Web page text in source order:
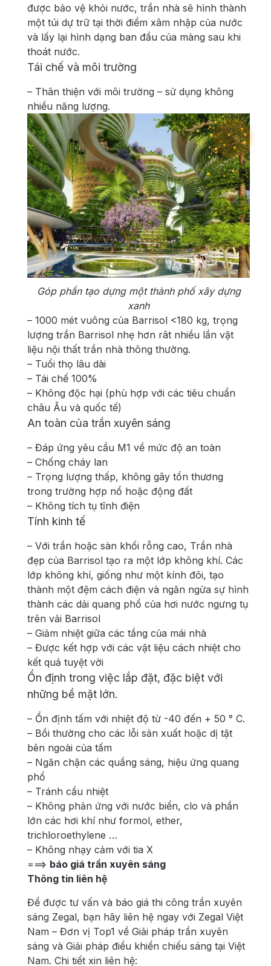
được bảo vệ khỏi nước, trần nhà sẽ hình thành
một túi dự trữ tại thời điểm xâm nhập của nước
và lấy lại hình dạng ban đầu của màng sau khi
thoát nước.
Tái chế và môi trường
– Thân thiện với môi trường – sử dụng không
nhiều năng lượng.
Góp phần tạo dựng một thành phố xây dựng
xanh
– 1000 mét vuông của Barrisol <180 kg, trọng
lượng trần Barrisol nhẹ hơn rât nhiều lần vật
liệu nội thất trần nhà thông thường.
– Tuổi thọ lâu dài
– Tái chế 100%
– Không độc hại (phù hợp với các tiêu chuẩn
châu Âu và quốc tế)
An toàn của trần xuyên sáng
– Đáp ứng yêu cầu M1 về mức độ an toàn
– Chống cháy lan
– Trọng lượng thấp, không gây tổn thương
trong trường hợp nổ hoặc động đất
– Không tích tụ tĩnh điện
Tính kinh tế
– Với trần hoặc sàn khối rỗng cao, Trần nhà
đẹp của Barrisol tạo ra một lớp không khí. Các
lớp không khí, giống như một kính đôi, tạo
thành một đệm cách điện và ngăn ngừa sự hình
thành các dải quang phổ của hơi nước ngưng tụ
trên vải Barrisol
– Giảm nhiệt giữa các tầng của mái nhà
– Được kết hợp với các vật liệu cách nhiệt cho
kết quả tuyệt vời
Ổn định trong việc lắp đặt, đặc biệt với
những bề mặt lớn.
– Ổn định tấm với nhiệt độ từ -40 đến + 50 ° C.
– Bồi thường cho các lỗi sản xuất hoặc dị tật
bên ngoài của tấm
– Ngăn chặn các quầng sáng, hiệu ứng quang
phổ
– Tránh cầu nhiệt
– Không phản ứng với nước biển, clo và phần
lớn các hơi khí như formol, ether,
trichloroethylene …
– Không nhạy cảm với tia X
===> báo giá trần xuyên sáng
Thông tin liên hệ
Để được tư vấn và báo giá thi công trần xuyên
sáng Zegal, bạn hãy liên hệ ngay với Zegal Việt
Nam – Đơn vị Top1 về Giải pháp trần xuyên
sáng và Giải pháp điều khiển chiếu sáng tại Việt
Nam. Chi tiết xin liên hệ: